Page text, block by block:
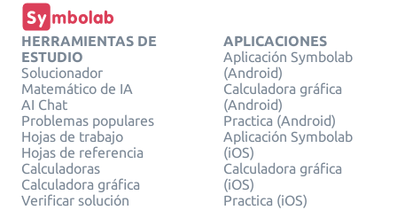
HERRAMIENTAS DE
ESTUDIO
Solucionador
Matemático de IA
AI Chat
Problemas populares
Hojas de trabajo
Hojas de referencia
Calculadoras
Calculadora gráfica
Verificar solución
APLICACIONES
Aplicación Symbolab
(Android)
Calculadora gráfica
(Android)
Practica (Android)
Aplicación Symbolab
(iOS)
Calculadora gráfica
(iOS)
Practica (iOS)